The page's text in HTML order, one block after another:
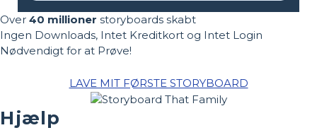
Over 40 millioner storyboards skabt
Ingen Downloads, Intet Kreditkort og Intet Login
Nødvendigt for at Prøve!
LAVE MIT FØRSTE STORYBOARD
Hjælp